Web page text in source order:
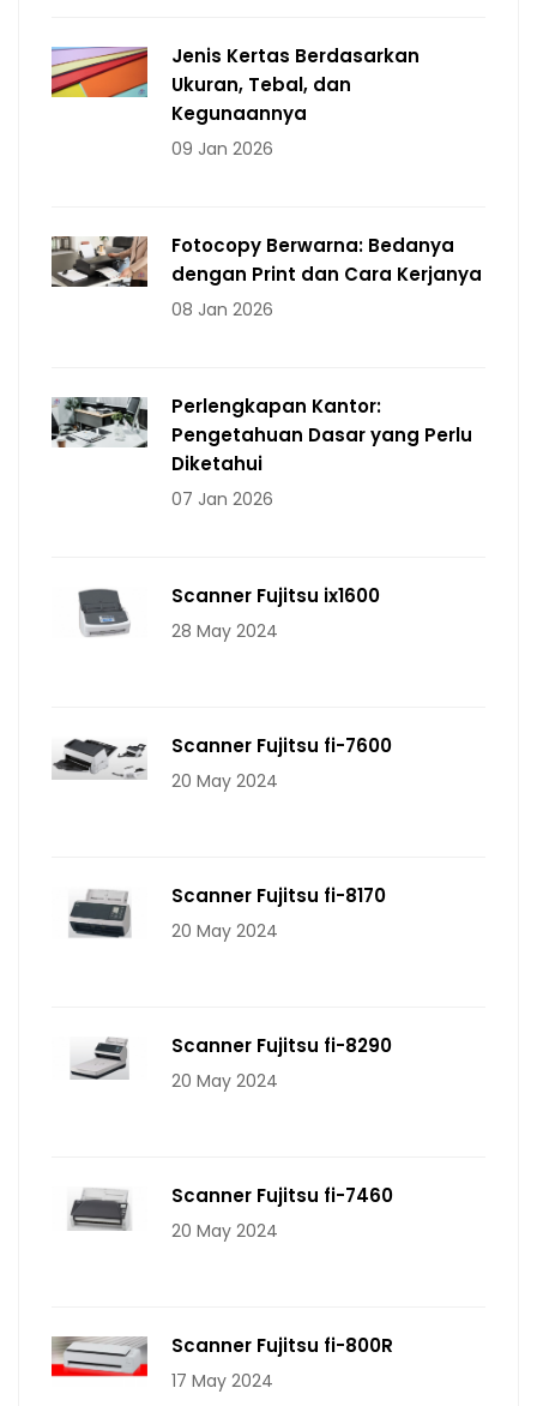
Jenis Kertas Berdasarkan
Ukuran, Tebal, dan
Kegunaannya
09 Jan 2026
Fotocopy Berwarna: Bedanya
dengan Print dan Cara Kerjanya
08 Jan 2026
Perlengkapan Kantor:
Pengetahuan Dasar yang Perlu
Diketahui
07 Jan 2026
Scanner Fujitsu ix1600
28 May 2024
Scanner Fujitsu fi-7600
20 May 2024
Scanner Fujitsu fi-8170
20 May 2024
Scanner Fujitsu fi-8290
20 May 2024
Scanner Fujitsu fi-7460
20 May 2024
Scanner Fujitsu fi-800R
17 May 2024